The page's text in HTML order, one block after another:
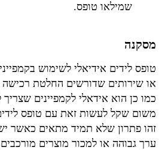
שמילאו טופס.
מסקנה
טופס לידים אידיאלי לשימוש
או שירותים שדורשים החלטת רכישה
כמו כן הוא אידאלי לקמפיינים
משום שקל לעשות זאת עם טופס
זהו פתרון שלא תמיד מתאים כאשר
ערך גבוהה או למכור מוצרים